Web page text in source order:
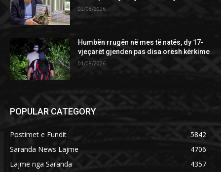
02/08/2026
Humbën rrugën në mes të natës, dy 17-
vjeçarët gjenden pas disa orësh kërkime
01/08/2026
POPULAR CATEGORY
Postimet e Fundit
5842
Saranda News Lajme
4706
Lajme nga Saranda
4357